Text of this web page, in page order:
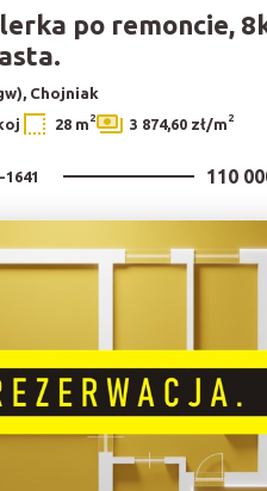
po remoncie,
Chojniak
28 m2 3 874,60 zł/m2
110